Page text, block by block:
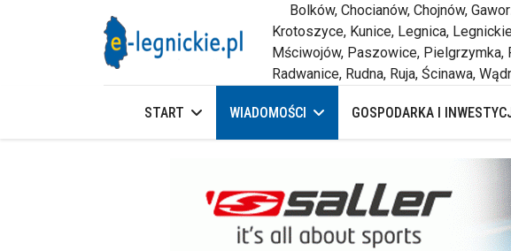
Bolków, Chocianów, Chojnów,
Krotoszyce, Kunice, Legnica,
Mściwojów, Paszowice,
Radwanice, Rudna, Ruja, Ścinawa,
START WIADOMOŚCI GOSPODARKA I